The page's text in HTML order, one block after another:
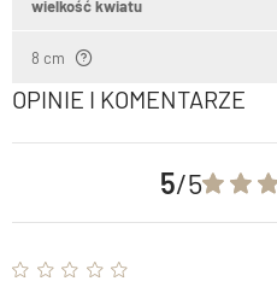
wielkość kwiatu
8 cm
OPINIE I KOMENTARZE
5/5